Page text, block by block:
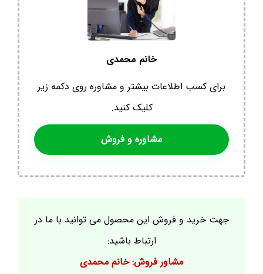
خانم محمدی
برای کسب اطلاعات بیشتر و مشاوره روی دکمه زیر
کلیک کنید.
مشاوره و فروش
جهت خرید و فروش این محصول می توانید با ما در
ارتباط باشید:
مشاور فروش: خانم محمدی